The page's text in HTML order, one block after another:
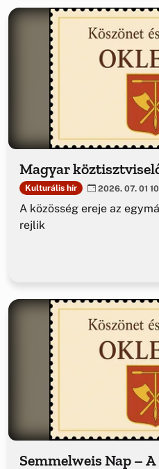
Magyar
Kulturális hír 2026. 07. 01
A közösség ereje az
rejlik
Semmelweis Nap –